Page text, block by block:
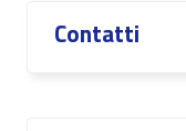
Contatti